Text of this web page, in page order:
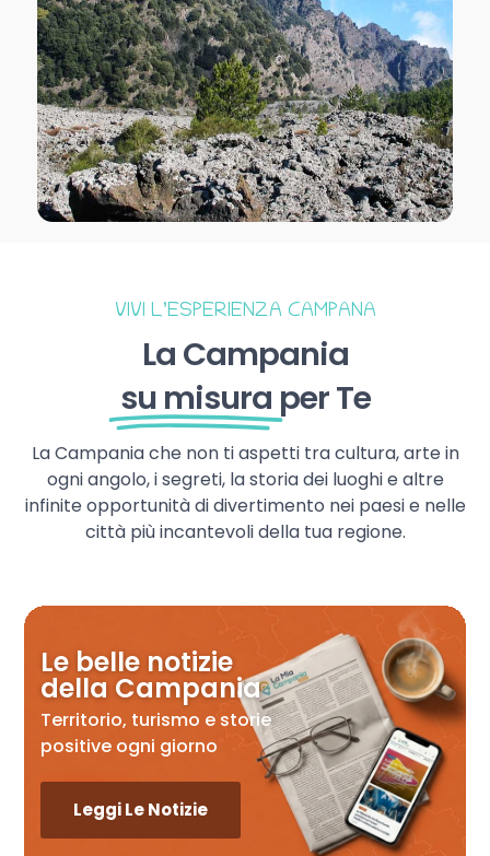
VIVI L’ESPERIENZA CAMPANA
La Campania
su misura per Te
La Campania che non ti aspetti tra cultura, arte in
ogni angolo, i segreti, la storia dei luoghi e altre
infinite opportunità di divertimento nei paesi e nelle
città più incantevoli della tua regione.
Le belle notizie
della Campania
Territorio, turismo e storie
positive ogni giorno
Leggi Le Notizie